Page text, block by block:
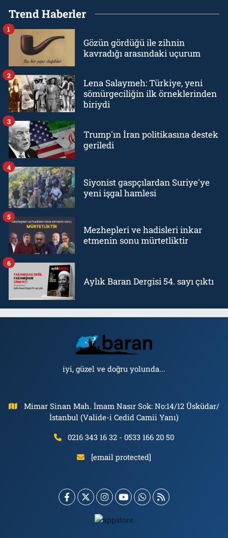
Trend Haberler
Gözün gördüğü ile zihnin
kavradığı arasındaki uçurum
1
Lena Salaymeh: Türkiye, yeni
sömürgeciliğin ilk örneklerinden
biriydi
2
Trump'ın İran politikasına destek
geriledi
3
Siyonist gaspçılardan Suriye'ye
yeni işgal hamlesi
4
Mezhepleri ve hadisleri inkar
etmenin sonu mürtetliktir
5
Aylık Baran Dergisi 54. sayı çıktı
6
iyi, güzel ve doğru yolunda...
Mimar Sinan Mah. İmam Nasır Sok: No:14/12 Üsküdar/
İstanbul (Valide-i Cedid Camii Yanı)
0216 343 16 32 - 0533 166 20 50
[email protected]